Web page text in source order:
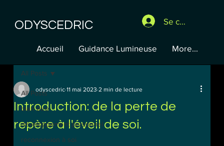
ODYSCEDRIC
Accueil Guidance Lumineuse More...
Se connecter
All Posts
bien être
développement personnel
reconnexion à soi
All Posts
Introduction: de la perte de
repère à l'éveil de soi.
odyscedric 11 mai 2023 2 min de lecture